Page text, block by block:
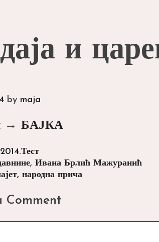
и
by maja
→ БАЈКА
Tags
Тест
Ивана Брлић Мажуранић
народна прича
Comment